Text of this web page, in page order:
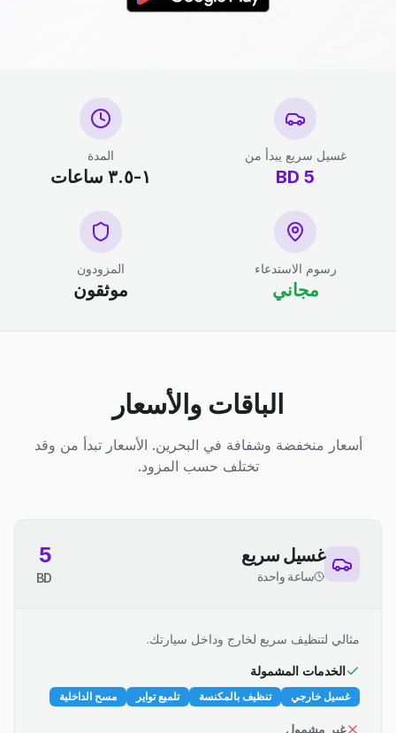
غسيل سريع يبدأ من
5
BD
المدة
١-٣.٥ ساعات
رسوم الاستدعاء
مجاني
المزودون
موثقون
الباقات والأسعار
أسعار منخفضة وشفافة في البحرين. الأسعار تبدأ من وقد
تختلف حسب المزود.
غسيل سريع
ساعة واحدة
5
BD
مثالي لتنظيف سريع لخارج وداخل سيارتك.
الخدمات المشمولة
غسيل خارجي تنظيف بالمكنسة تلميع تواير مسح الداخلية
غير مشمول